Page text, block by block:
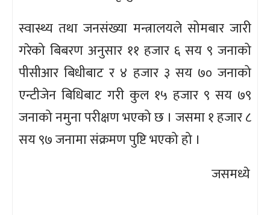
स्वास्थ्य तथा जनसंख्या मन्त्रालयले सोमबार जारी
गरेको बिबरण अनुसार ११ हजार ६ सय ९ जनाको
पीसीआर बिधीबाट र ४ हजार ३ सय ७० जनाको
एन्टीजेन बिधिबाट गरी कुल १५ हजार ९ सय ७९
जनाको नमुना परीक्षण भएको छ । जसमा १ हजार ८
सय ९७ जनामा संक्रमण पुष्टि भएको हो ।
जसमध्ये